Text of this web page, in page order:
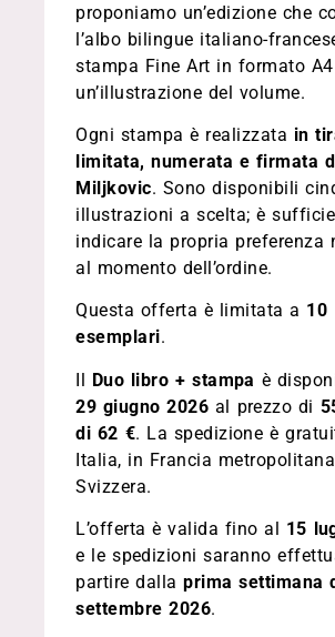
proponiamo un’edizione che
l’albo bilingue italiano-
stampa Fine Art in formato
un’illustrazione del volume.
Ogni stampa è realizzata in
limitata, numerata e firmata
Miljkovic. Sono disponibili
illustrazioni a scelta; è
indicare la propria preferenza
al momento dell’ordine.
Questa offerta è limitata a 10
esemplari.
Il Duo libro + stampa è
29 giugno 2026 al prezzo di
di 62 €. La spedizione è
Italia, in Francia
Svizzera.
L’offerta è valida fino al 15
e le spedizioni saranno
partire dallaprima settimana
settembre 2026.